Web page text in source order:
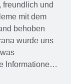
freundlich und
mit dem
behoben
wurde uns
Informationen
aber eine